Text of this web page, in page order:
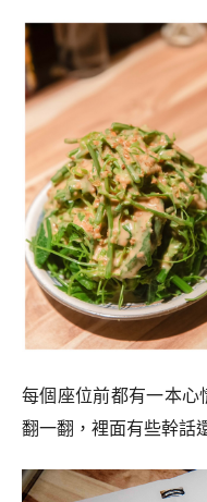
每個座位前都有一本心
翻一翻，裡面有些幹話